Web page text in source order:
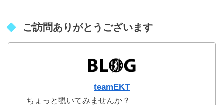
ご訪問ありがとうございます
teamEKT
ちょっと覗いてみませんか？